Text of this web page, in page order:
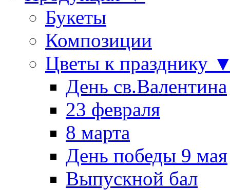
Букеты
Композиции
Цветы к празднику
День св.Валентина
23 февраля
8 марта
День победы 9 мая
Выпускной бал